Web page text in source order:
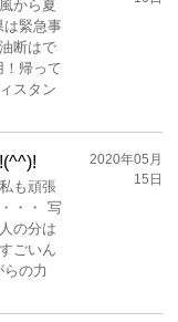
から夏
は緊急事
断はで
！帰って
スタン
も頑張
・・ 写
の分は
ごいん
の力
2020年05月
15日